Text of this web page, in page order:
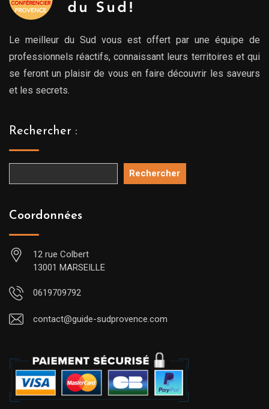
Le meilleur du Sud vous est offert par une équipe de
professionnels réactifs, connaissant leurs territoires et qui
se feront un plaisir de vous en faire découvrir les saveurs
et les secrets.
Rechercher :
Rechercher
Coordonnées
12 rue Colbert
13001 MARSEILLE
0619709792
contact@guide-sudprovence.com